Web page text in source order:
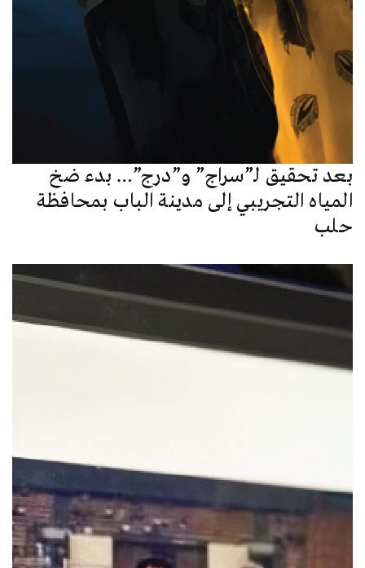
بعد تحقيق لـ”سراج” و”درج”… بدء ضخ
المياه التجريبي إلى مدينة الباب بمحافظة
حلب